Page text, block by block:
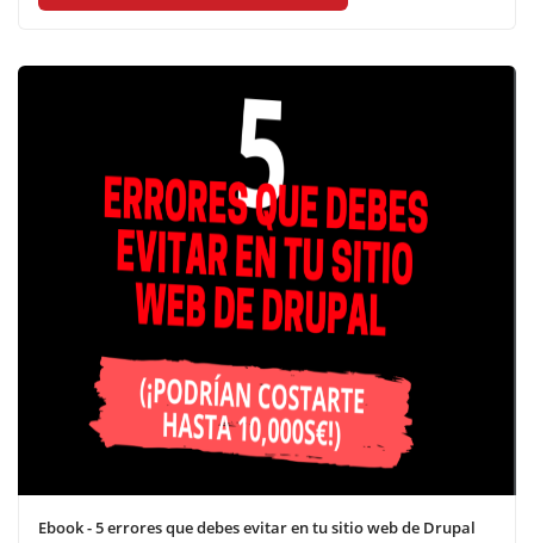
Ebook - 5 errores que debes evitar en tu sitio web de Drupal